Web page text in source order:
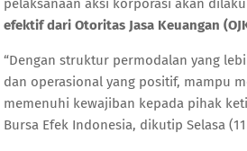
pelaksanaan aksi korporasi akan
efektif dari Otoritas Jasa Keuangan
“Dengan struktur permodalan yang
dan operasional yang positif, mampu
memenuhi kewajiban kepada pihak
Bursa Efek Indonesia, dikutip Selasa